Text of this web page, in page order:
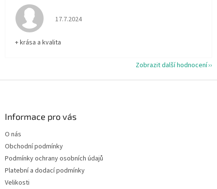
Hodnocení obchodu je 5 z 5 hvězdiček.
17.7.2024
+ krása a kvalita
Zobrazit další hodnocení
Informace pro vás
O nás
Obchodní podmínky
Podmínky ochrany osobních údajů
Platební a dodací podmínky
Velikosti